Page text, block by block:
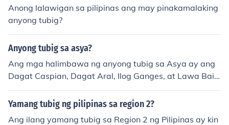
Anong lalawigan sa pilipinas ang may pinakamalaking
anyong tubig?
Anyong tubig sa asya?
Ang mga halimbawa ng anyong tubig sa Asya ay ang
Dagat Caspian, Dagat Aral, Ilog Ganges, at Lawa Baik
al. Ang Asya ay mayaman sa iba't ibang uri ng anyong
tubig dahil sa malaking sukat nito bilang isang kontinen
Yamang tubig ng pilipinas sa region 2?
Ang ilang yamang tubig sa Region 2 ng Pilipinas ay kin